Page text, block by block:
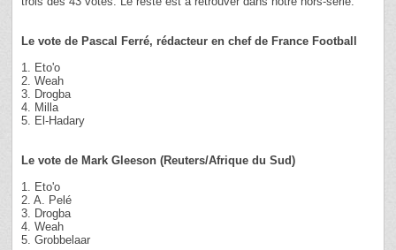
Le vote de Pascal Ferré, rédacteur en chef de France Football
1. Eto'o
2. Weah
3. Drogba
4. Milla
5. El-Hadary
Le vote de Mark Gleeson (Reuters/Afrique du Sud)
1. Eto'o
2. A. Pelé
3. Drogba
4. Weah
5. Grobbelaar